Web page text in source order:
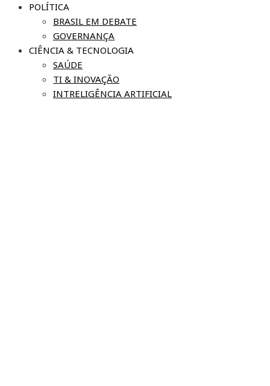
POLÍTICA
BRASIL EM DEBATE
GOVERNANÇA
CIÊNCIA & TECNOLOGIA
SAÚDE
TI & INOVAÇÃO
INTRELIGÊNCIA ARTIFICIAL